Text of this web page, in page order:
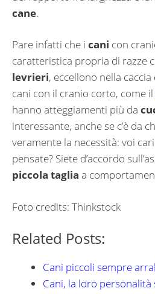
cane.
Pare infatti che i cani con
caratteristica propria di razze
levrieri, eccellono nella
cani con il cranio corto, come il
hanno atteggiamenti più da
interessante, anche se c’è da
veramente la necessità: voi
pensate? Siete d’accordo
piccola taglia a
Foto credits: Thinkstock
Related Posts:
Cani piccoli sempre
Cani, la loro